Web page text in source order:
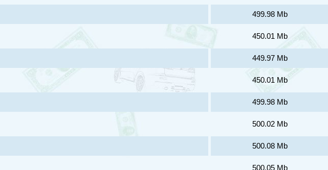
499.98 Mb
450.01 Mb
449.97 Mb
450.01 Mb
499.98 Mb
500.02 Mb
500.08 Mb
500.05 Mb